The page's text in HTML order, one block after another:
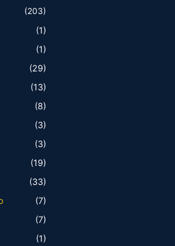
(203)
(1)
(1)
(29)
(13)
(8)
(3)
(3)
(19)
(33)
(7)
(7)
(1)